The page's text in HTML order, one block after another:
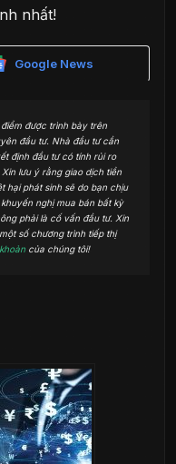
nhất!
Google News
được trình bày trên
đầu tư. Nhà đầu tư cần
định đầu tư có tính rủi ro
lưu ý rằng giao dịch tiền
hại phát sinh sẽ do bạn chịu
nghị mua bán bất kỳ
phải là cố vấn đầu tư. Xin
số chương trình tiếp thị
của chúng tôi!